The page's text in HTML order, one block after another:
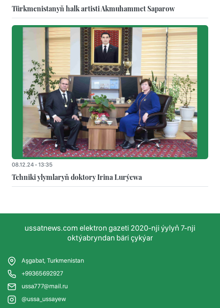
Türkmenistanyň halk artisti Akmuhammet Saparow
08.12.24 - 13:35
Tehniki ylymlaryň doktory Irina Lurýewa
ussatnews.com elektron gazeti 2020-nji ýylyň 7-nji
oktýabryndan bäri çykýar
Aşgabat, Turkmenistan
+99365692927
ussa777@mail.ru
@ussa_ussayew